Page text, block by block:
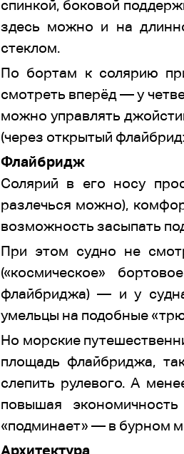
спинкой, боковой
здесь можно и на
стеклом.
По бортам к солярию
смотреть вперёд — у
можно управлять
(через открытый
Флайбридж
Солярий в его носу
разлечься можно),
возможность засыпать
При этом судно не
(«космическое»
флайбриджа) — и у
умельцы на подобные
Но морские
площадь флайбриджа,
слепить рулевого. А
повышая
«подминает» — в бурном
Архитектура